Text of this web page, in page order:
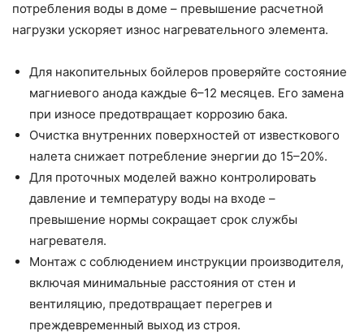
потребления воды в доме – превышение расчетной
нагрузки ускоряет износ нагревательного элемента.
Для накопительных бойлеров проверяйте состояние
магниевого анода каждые 6–12 месяцев. Его замена
при износе предотвращает коррозию бака.
Очистка внутренних поверхностей от известкового
налета снижает потребление энергии до 15–20%.
Для проточных моделей важно контролировать
давление и температуру воды на входе –
превышение нормы сокращает срок службы
нагревателя.
Монтаж с соблюдением инструкции производителя,
включая минимальные расстояния от стен и
вентиляцию, предотвращает перегрев и
преждевременный выход из строя.